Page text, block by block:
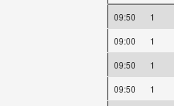
09:50 1
09:00
1
09:50
1
09:50
1